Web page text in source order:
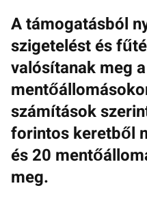
A támogatásból
szigetelést és
valósítanak meg
számítások
forintos keretből
és 20
meg.